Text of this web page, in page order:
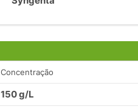
Concentração
150 g/L